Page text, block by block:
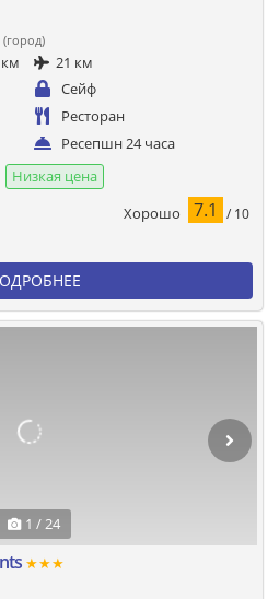
21 км
Сейф
Ресторан
Ресепшн 24 часа
Низкая цена
Хорошо 7.1 / 10
1 / 24
★★★